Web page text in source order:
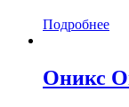
Подробнее
Оникс